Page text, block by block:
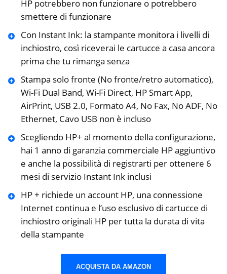
HP potrebbero non funzionare o potrebbero
smettere di funzionare
Con Instant Ink: la stampante monitora i livelli di
inchiostro, così riceverai le cartucce a casa ancora
prima che tu rimanga senza
Stampa solo fronte (No fronte/retro automatico),
Wi-Fi Dual Band, Wi-Fi Direct, HP Smart App,
AirPrint, USB 2.0, Formato A4, No Fax, No ADF, No
Ethernet, Cavo USB non è incluso
Scegliendo HP+ al momento della configurazione,
hai 1 anno di garanzia commerciale HP aggiuntivo
e anche la possibilità di registrarti per ottenere 6
mesi di servizio Instant Ink inclusi
HP + richiede un account HP, una connessione
Internet continua e l’uso esclusivo di cartucce di
inchiostro originali HP per tutta la durata di vita
della stampante
ACQUISTA DA AMAZON